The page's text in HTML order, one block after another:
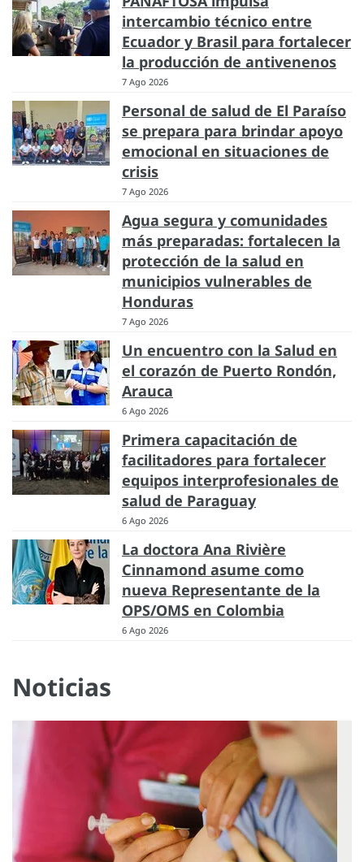
intercambio técnico entre
Ecuador y Brasil para fortalecer
la producción de antivenenos
7 Ago 2026
Personal de salud de El Paraíso
se prepara para brindar apoyo
emocional en situaciones de
crisis
7 Ago 2026
Agua segura y comunidades
más preparadas: fortalecen la
protección de la salud en
municipios vulnerables de
Honduras
7 Ago 2026
Un encuentro con la Salud en
el corazón de Puerto Rondón,
Arauca
6 Ago 2026
Primera capacitación de
facilitadores para fortalecer
equipos interprofesionales de
salud de Paraguay
6 Ago 2026
La doctora Ana Rivière
Cinnamond asume como
nueva Representante de la
OPS/OMS en Colombia
6 Ago 2026
Noticias